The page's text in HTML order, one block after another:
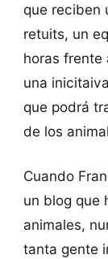
que reciben
retuits, un
horas frente
una
que podrá
de los
Cuando
un blog que
animales,
tanta gente